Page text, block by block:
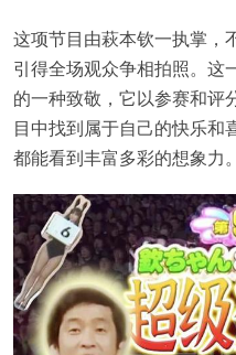
这项节目由萩本钦一执掌，
引得全场观众争相拍照。这
的一种致敬，它以参赛和评
目中找到属于自己的快乐和
都能看到丰富多彩的想象力。